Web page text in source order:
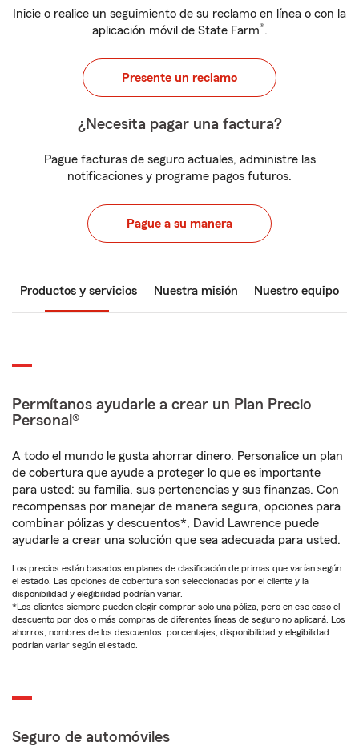
Inicie o realice un seguimiento de su reclamo en línea o con la
aplicación móvil de State Farm®.
Presente un reclamo
¿Necesita pagar una factura?
Pague facturas de seguro actuales, administre las
notificaciones y programe pagos futuros.
Pague a su manera
Productos y servicios Nuestra misión Nuestro equipo
Permítanos ayudarle a crear un Plan Precio
Personal®
A todo el mundo le gusta ahorrar dinero. Personalice un plan
de cobertura que ayude a proteger lo que es importante
para usted: su familia, sus pertenencias y sus finanzas. Con
recompensas por manejar de manera segura, opciones para
combinar pólizas y descuentos*, David Lawrence puede
ayudarle a crear una solución que sea adecuada para usted.
Los precios están basados en planes de clasificación de primas que varían según
el estado. Las opciones de cobertura son seleccionadas por el cliente y la
disponibilidad y elegibilidad podrían variar.
*Los clientes siempre pueden elegir comprar solo una póliza, pero en ese caso el
descuento por dos o más compras de diferentes líneas de seguro no aplicará. Los
ahorros, nombres de los descuentos, porcentajes, disponibilidad y elegibilidad
podrían variar según el estado.
Seguro de automóviles